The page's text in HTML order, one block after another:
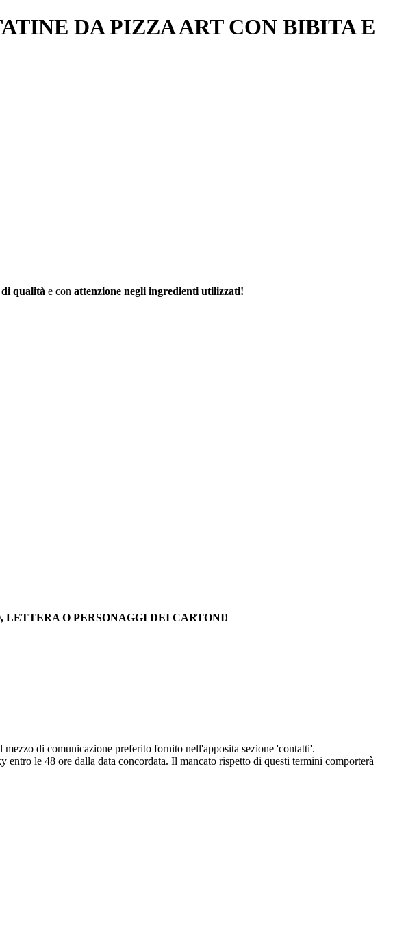
DA PIZZA ART CON BIBITA E
di qualità e con attenzione negli ingredienti utilizzati!
O PERSONAGGI DEI CARTONI!
di comunicazione preferito fornito nell'apposita sezione 'contatti'.
entro le 48 ore dalla data concordata. Il mancato rispetto di questi termini comporterà